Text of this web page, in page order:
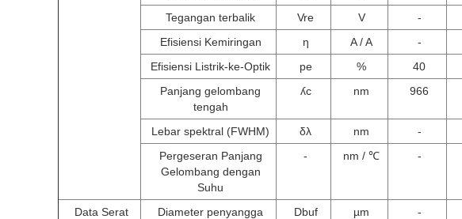
Tegangan terbalik
Vre V -
Efisiensi Kemiringan
η A / A -
Efisiensi Listrik-ke-Optik
pe % 40
Panjang gelombang
tengah
ʎc nm 966
Lebar spektral (FWHM) δλ nm -
Pergeseran Panjang
Gelombang dengan
Suhu
- nm / ℃ -
Data Serat Diameter penyangga Dbuf µm -